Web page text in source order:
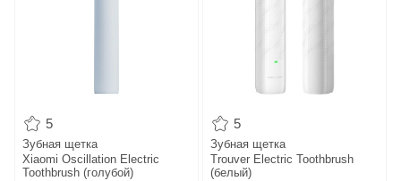
5
Зубная щетка
Xiaomi Oscillation Electric
Toothbrush (голубой)
5
Зубная щетка
Trouver Electric Toothbrush
(белый)